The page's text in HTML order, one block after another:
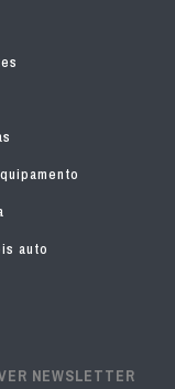
auto
NEWSLETTER